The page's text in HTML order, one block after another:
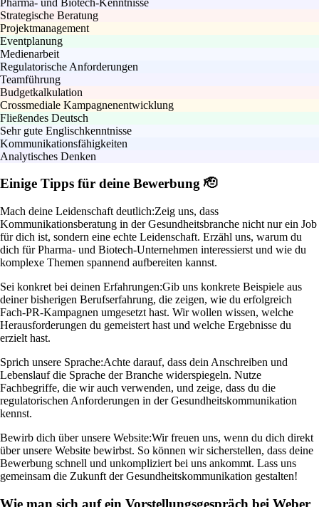
Strategische Beratung
Projektmanagement
Eventplanung
Medienarbeit
Regulatorische Anforderungen
Teamführung
Budgetkalkulation
Crossmediale Kampagnenentwicklung
Fließendes Deutsch
Sehr gute Englischkenntnisse
Kommunikationsfähigkeiten
Analytisches Denken
Einige Tipps für deine Bewerbung 🫡
Mach deine Leidenschaft deutlich:Zeig uns, dass
Kommunikationsberatung in der Gesundheitsbranche nicht nur ein Job
für dich ist, sondern eine echte Leidenschaft. Erzähl uns, warum du
dich für Pharma- und Biotech-Unternehmen interessierst und wie du
komplexe Themen spannend aufbereiten kannst.
Sei konkret bei deinen Erfahrungen:Gib uns konkrete Beispiele aus
deiner bisherigen Berufserfahrung, die zeigen, wie du erfolgreich
Fach-PR-Kampagnen umgesetzt hast. Wir wollen wissen, welche
Herausforderungen du gemeistert hast und welche Ergebnisse du
erzielt hast.
Sprich unsere Sprache:Achte darauf, dass dein Anschreiben und
Lebenslauf die Sprache der Branche widerspiegeln. Nutze
Fachbegriffe, die wir auch verwenden, und zeige, dass du die
regulatorischen Anforderungen in der Gesundheitskommunikation
kennst.
Bewirb dich über unsere Website:Wir freuen uns, wenn du dich direkt
über unsere Website bewirbst. So können wir sicherstellen, dass deine
Bewerbung schnell und unkompliziert bei uns ankommt. Lass uns
gemeinsam die Zukunft der Gesundheitskommunikation gestalten!
Wie man sich auf ein Vorstellungsgespräch bei Weber